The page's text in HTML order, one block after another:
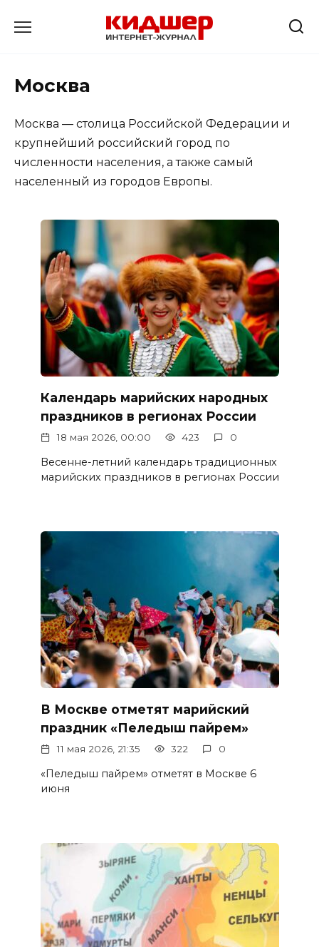
Москва
Москва — столица Российской Федерации и
крупнейший российский город по
численности населения, а также самый
населенный из городов Европы.
Календарь марийских народных
праздников в регионах России
18 мая 2026, 00:00 423 0
Весенне-летний календарь традиционных
марийских праздников в регионах России
В Москве отметят марийский
праздник «Пеледыш пайрем»
11 мая 2026, 21:35 322 0
«Пеледыш пайрем» отметят в Москве 6
июня